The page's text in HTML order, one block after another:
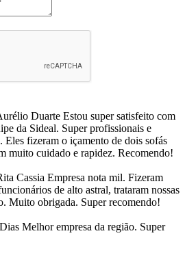
Duarte Estou super satisfeito com
da Sideal. Super profissionais e
Eles fizeram o içamento de dois sofás
muito cuidado e rapidez. Recomendo!
Cassia Empresa nota mil. Fizeram
de alto astral, trataram nossas
Muito obrigada. Super recomendo!
Melhor empresa da região. Super